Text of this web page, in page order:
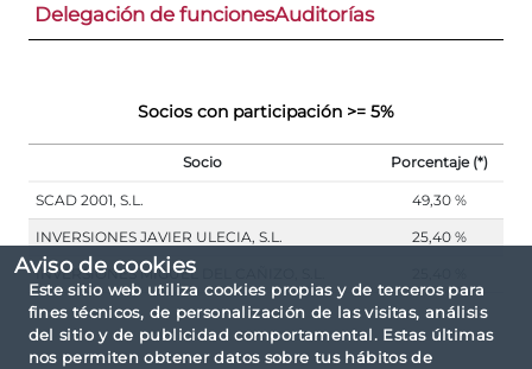
Aviso de cookies
Este sitio web utiliza cookies propias y de terceros para
fines técnicos, de personalización de las visitas, análisis
del sitio y de publicidad comportamental. Estas últimas
nos permiten obtener datos sobre tus hábitos de
Delegación de funcionesAuditorías
Socios con participación >= 5%
Socio Porcentaje (*)
SCAD 2001, S.L. 49,30 %
INVERSIONES JAVIER ULECIA, S.L. 25,40 %
INVERSIONES MIGUEL DEL CAÑIZO, S.L.